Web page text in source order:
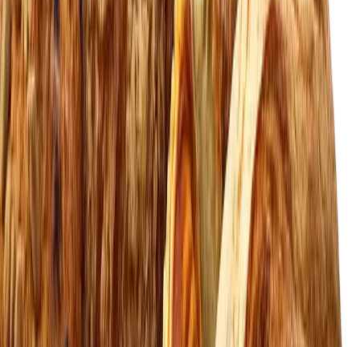
Forudbestil 1-365 dage